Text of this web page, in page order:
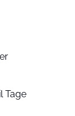
Tage